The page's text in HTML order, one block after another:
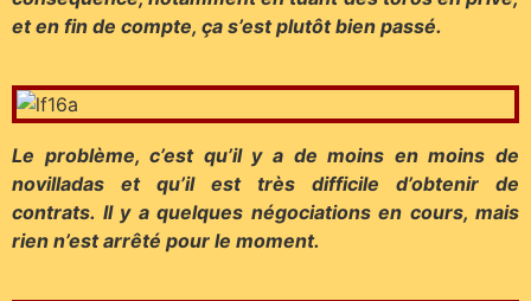
et en fin de compte, ça s’est plutôt bien passé.
Le problème, c’est qu’il y a de moins en moins de
novilladas et qu’il est très difficile d’obtenir de
contrats. Il y a quelques négociations en cours, mais
rien n’est arrêté pour le moment.